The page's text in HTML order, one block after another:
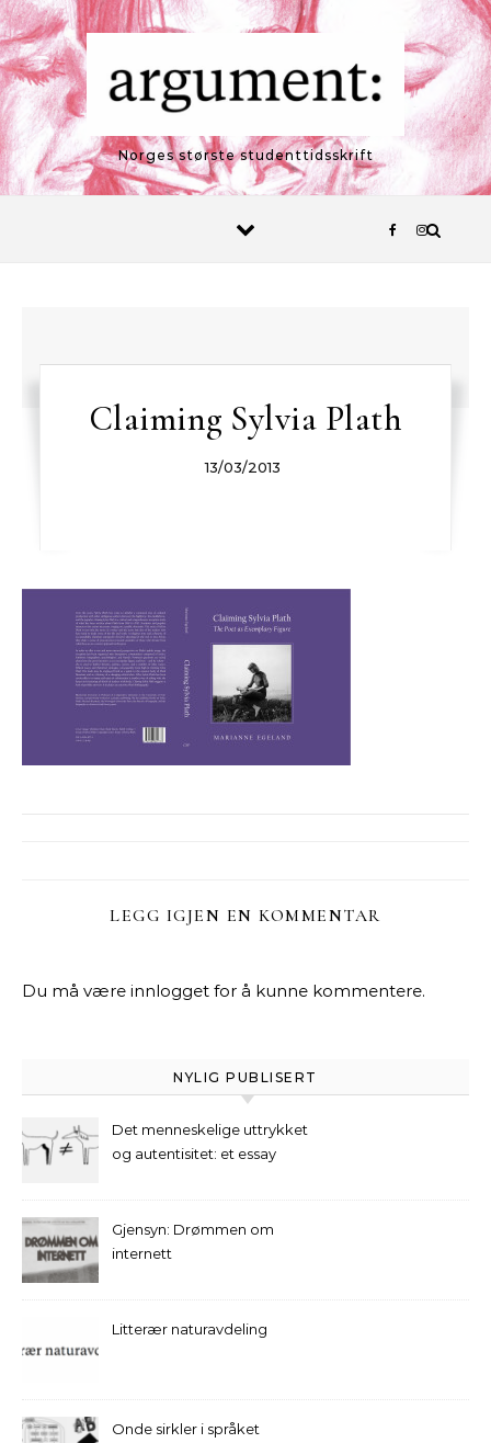
Skip to content
Norges største studenttidsskrift
Claiming Sylvia Plath
13/03/2013
LEGG IGJEN EN KOMMENTAR
Du må være innlogget for å kunne kommentere.
NYLIG PUBLISERT
Det menneskelige uttrykket
og autentisitet: et essay
Gjensyn: Drømmen om
internett
Litterær naturavdeling
Onde sirkler i språket